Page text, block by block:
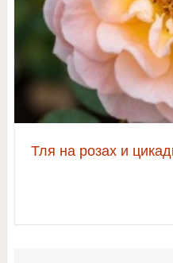
Тля на розах и